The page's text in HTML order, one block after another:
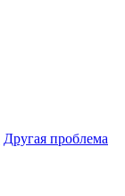
Другая проблема